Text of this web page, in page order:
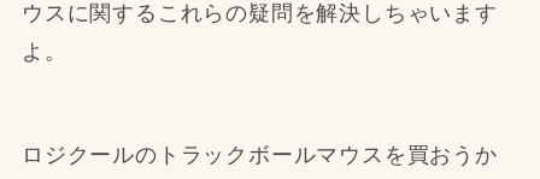
ウスに関するこれらの疑問を解決しちゃいます
よ。
ロジクールのトラックボールマウスを買おうか